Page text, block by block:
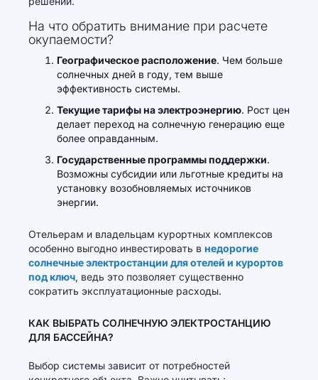
На что обратить внимание при расчете
окупаемости?
Географическое расположение. Чем больше
солнечных дней в году, тем выше
эффективность системы.
Текущие тарифы на электроэнергию. Рост цен
делает переход на солнечную генерацию еще
более оправданным.
Государственные программы поддержки.
Возможны субсидии или льготные кредиты на
установку возобновляемых источников
энергии.
Отельерам и владельцам курортных комплексов
особенно выгодно инвестировать в недорогие
солнечные электростанции для отелей и курортов
под ключ, ведь это позволяет существенно
сократить эксплуатационные расходы.
КАК ВЫБРАТЬ СОЛНЕЧНУЮ ЭЛЕКТРОСТАНЦИЮ
ДЛЯ БАССЕЙНА?
Выбор системы зависит от потребностей